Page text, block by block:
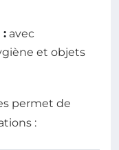
: avec
et objets
permet de
: